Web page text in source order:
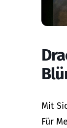
Mit
Für